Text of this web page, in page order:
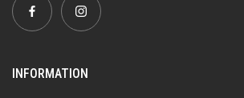
INFORMATION